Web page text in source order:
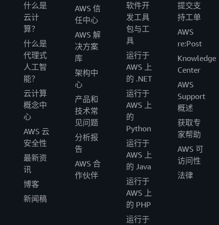
什么是
云计
算？
什么是
代理式
人工智
能？
云计算
概念中
心
AWS 云
安全性
最新资
讯
博客
新闻稿
AWS 信
任中心
AWS 解
决方案
库
架构中
心
产品和
技术常
见问题
分析报
告
AWS 合
作伙伴
软件开
发工具
包与工
具
运行于
AWS 上
的 .NET
运行于
AWS 上
的
Python
运行于
AWS 上
的 Java
运行于
AWS 上
的 PHP
运行于
提交支
持工单
AWS
re:Post
Knowledge
Center
AWS
Support
概述
获取专
家帮助
AWS 可
访问性
法律